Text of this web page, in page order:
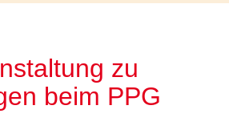
zu
beim PPG